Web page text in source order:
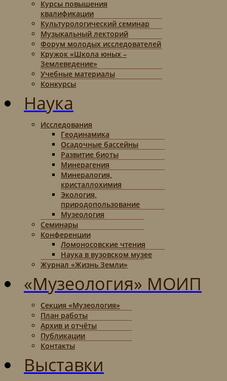
Курсы повышения
квалификации
Культурологический семинар
Музыкальный лекторий
Форум молодых исследователей
Кружок «Школа юных –
Землеведение»
Учебные материалы
Конкурсы
Наука
Исследования
Геодинамика
Осадочные бассейны
Развитие биоты
Минерагения
Минералогия,
кристаллохимия
Экология,
природопользование
Музеология
Семинары
Конференции
Ломоносовские чтения
Наука в вузовском музее
Журнал «Жизнь Земли»
«Музеология» МОИП
Секция «Музеология»
План работы
Архив и отчёты
Публикации
Контакты
Выставки